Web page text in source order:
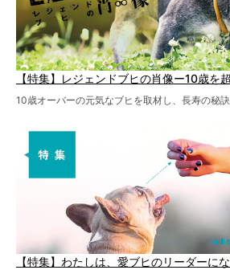
【特集】レジェンドブヒの肖像ー10歳を
10歳オーバーの元気なブヒを取材し、長寿の秘訣
【特集】わたしは、愛ブヒのリーダーにな